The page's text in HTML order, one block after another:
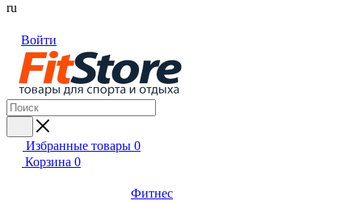
ru
Войти
Избранные товары 0
Корзина 0
Фитнес